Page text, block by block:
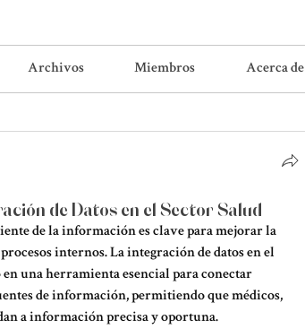
Archivos Miembros Acerca de
de Datos en el Sector Salud
de la información es clave para mejorar la
internos. La integración de datos en el
una herramienta esencial para conectar
de información, permitiendo que médicos,
a información precisa y oportuna.